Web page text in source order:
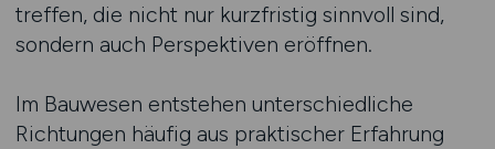
treffen, die nicht nur kurzfristig sinnvoll sind,
sondern auch Perspektiven eröffnen.
Im Bauwesen entstehen unterschiedliche
Richtungen häufig aus praktischer Erfahrung